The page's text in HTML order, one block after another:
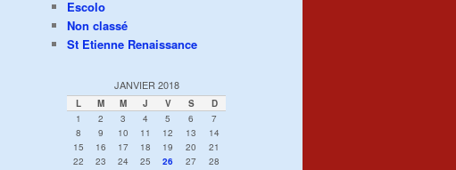
Escolo
Non classé
St Etienne Renaissance
JANVIER 2018
L M M J V S
D
1
2 3 4 5 6
7
8
9 10 11 12 13
14
15
16 17 18 19 20
21
22
23 24 25 26 27
28